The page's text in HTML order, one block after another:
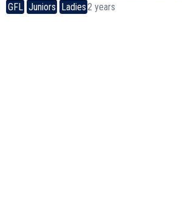
GFL Juniors Ladies2 years